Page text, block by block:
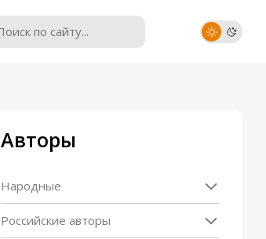
Авторы
Народные
Российские авторы